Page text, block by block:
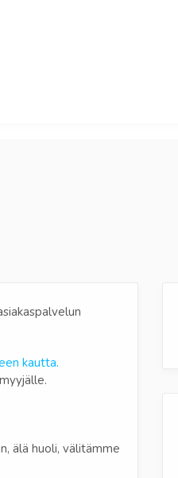
kautta.
älä huoli, välitämme